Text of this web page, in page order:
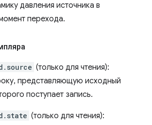
давления источника в
перехода.
(только для чтения):
представляющую исходный
поступает запись.
(только для чтения):